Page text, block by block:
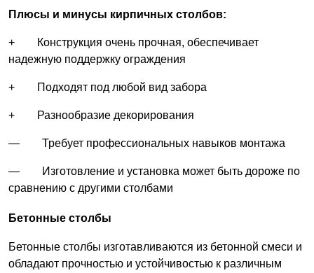
Плюсы и минусы кирпичных столбов:
+ Конструкция очень прочная, обеспечивает
надежную поддержку ограждения
+ Подходят под любой вид забора
+ Разнообразие декорирования
— Требует профессиональных навыков монтажа
— Изготовление и установка может быть дороже по
сравнению с другими столбами
Бетонные столбы
Бетонные столбы изготавливаются из бетонной смеси и
обладают прочностью и устойчивостью к различным